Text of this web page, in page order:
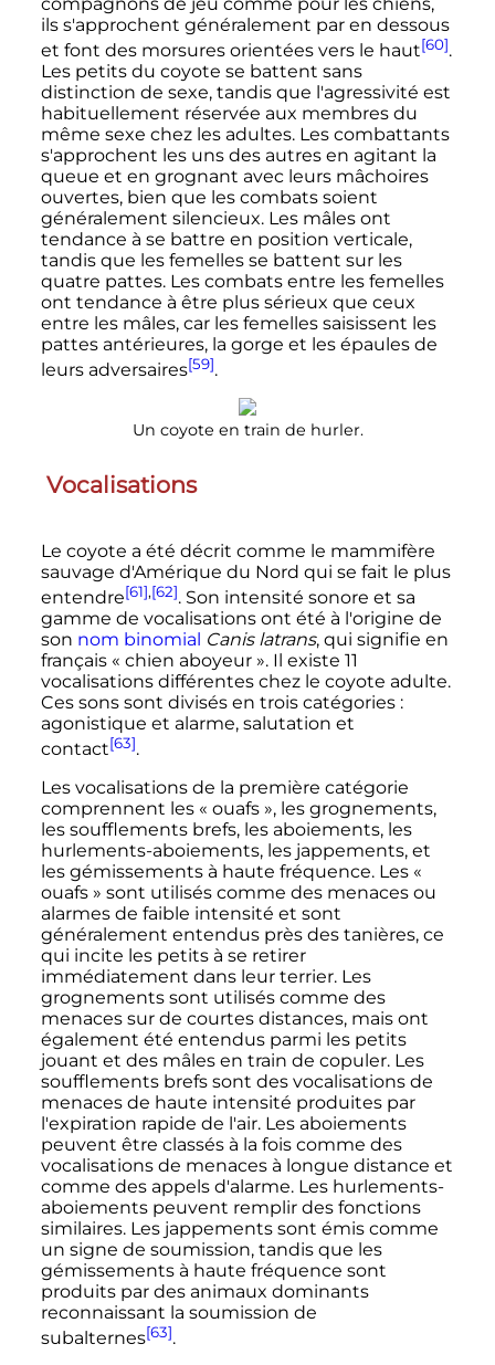
ils s'approchent généralement par en dessous
et font des morsures orientées vers le haut[60].
Les petits du coyote se battent sans
distinction de sexe, tandis que l'agressivité est
habituellement réservée aux membres du
même sexe chez les adultes. Les combattants
s'approchent les uns des autres en agitant la
queue et en grognant avec leurs mâchoires
ouvertes, bien que les combats soient
généralement silencieux. Les mâles ont
tendance à se battre en position verticale,
tandis que les femelles se battent sur les
quatre pattes. Les combats entre les femelles
ont tendance à être plus sérieux que ceux
entre les mâles, car les femelles saisissent les
pattes antérieures, la gorge et les épaules de
leurs adversaires[59].
Un coyote en train de hurler.
Vocalisations
Le coyote a été décrit comme le mammifère
sauvage d'Amérique du Nord qui se fait le plus
entendre[61],[62]. Son intensité sonore et sa
gamme de vocalisations ont été à l'origine de
son nom binomial Canis latrans, qui signifie en
français « chien aboyeur ». Il existe 11
vocalisations différentes chez le coyote adulte.
Ces sons sont divisés en trois catégories :
agonistique et alarme, salutation et
contact[63].
Les vocalisations de la première catégorie
comprennent les « ouafs », les grognements,
les soufflements brefs, les aboiements, les
hurlements-aboiements, les jappements, et
les gémissements à haute fréquence. Les «
ouafs » sont utilisés comme des menaces ou
alarmes de faible intensité et sont
généralement entendus près des tanières, ce
qui incite les petits à se retirer
immédiatement dans leur terrier. Les
grognements sont utilisés comme des
menaces sur de courtes distances, mais ont
également été entendus parmi les petits
jouant et des mâles en train de copuler. Les
soufflements brefs sont des vocalisations de
menaces de haute intensité produites par
l'expiration rapide de l'air. Les aboiements
peuvent être classés à la fois comme des
vocalisations de menaces à longue distance et
comme des appels d'alarme. Les hurlements-
aboiements peuvent remplir des fonctions
similaires. Les jappements sont émis comme
un signe de soumission, tandis que les
gémissements à haute fréquence sont
produits par des animaux dominants
reconnaissant la soumission de
subalternes[63].